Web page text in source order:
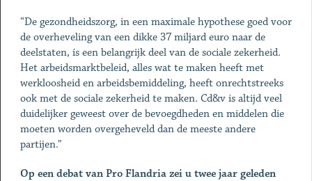
“De gezondheidszorg, in een maximale hypothese goed voor
de overheveling van een dikke 37 miljard euro naar de
deelstaten, ís een belangrijk deel van de sociale zekerheid.
Het arbeidsmarktbeleid, alles wat te maken heeft met
werkloosheid en arbeidsbemiddeling, heeft onrechtstreeks
ook met de sociale zekerheid te maken. Cd&v is altijd veel
duidelijker geweest over de bevoegdheden en middelen die
moeten worden overgeheveld dan de meeste andere
partijen.”
Op een debat van Pro Flandria zei u twee jaar geleden